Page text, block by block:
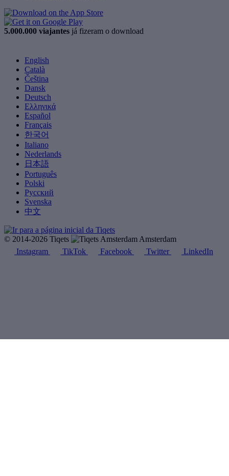
5.000.000 viajantes já fizeram o download
English
Català
Čeština
Dansk
Deutsch
Ελληνικά
Español
Français
한국어
Italiano
Nederlands
日本語
Português
Polski
Русский
Svenska
中文
© 2014-2026 Tiqets
Amsterdam
Instagram
TikTok Facebook Twitter LinkedIn